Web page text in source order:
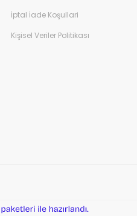
İptal İade Koşullari
Kişisel Veriler Politikası
e-